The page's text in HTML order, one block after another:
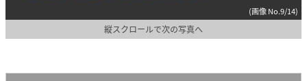
(画像 No.9/14)
縦スクロールで次の写真へ